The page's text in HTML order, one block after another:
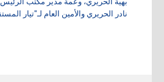
نادر الحريري والأمين العام لـ"تيار